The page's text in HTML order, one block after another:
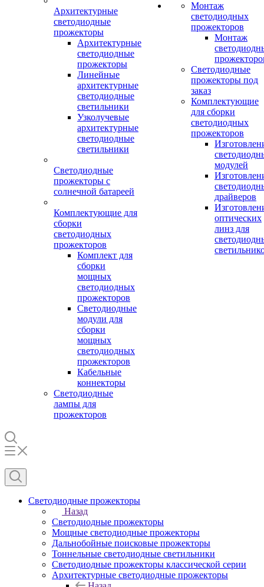
Архитектурные
светодиодные
прожекторы
Архитектурные
светодиодные
прожекторы
Линейные
архитектурные
светодиодные
светильники
Узколучевые
архитектурные
светодиодные
светильники
Светодиодные
прожекторы с
солнечной батареей
Комплектующие для
сборки
светодиодных
прожекторов
Комплект для
сборки
мощных
светодиодных
прожекторов
Светодиодные
модули для
сборки
мощных
светодиодных
прожекторов
Кабельные
коннекторы
Светодиодные
лампы для
прожекторов
Монтаж
светодиодных
прожекторов
Монтаж
Светодиодные
прожекторы под
заказ
Комплектующие
для сборки
светодиодных
прожекторов
модулей
драйверов
оптических
линз для
Светодиодные прожекторы
Назад
Светодиодные прожекторы
Мощные светодиодные прожекторы
Дальнобойные поисковые прожекторы
Тоннельные светодиодные светильники
Светодиодные прожекторы классической серии
Архитектурные светодиодные прожекторы